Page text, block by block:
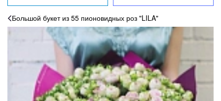
Санкт-Петербург,
Лизы Чайкиной 25
работаем круглосуточно
Большой букет из 55 пионовидных роз "LILA"